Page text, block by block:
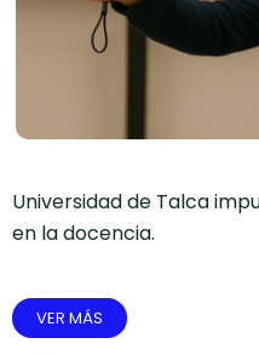
Universidad de Talca
en la docencia.
VER MÁS